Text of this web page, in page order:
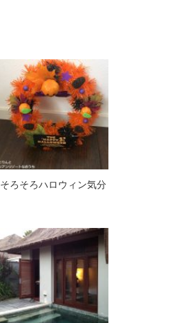
そろそろハロウィン気分